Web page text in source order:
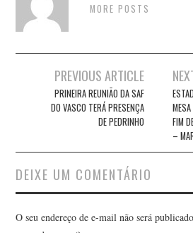
MORE POSTS
navigation
PREVIOUS ARTICLE
PRINEIRA REUNIÃO DA SAF
DO VASCO TERÁ PRESENÇA
DE PEDRINHO
FIM
–
DEIXE UM COMENTÁRIO
O seu endereço de e-mail não será